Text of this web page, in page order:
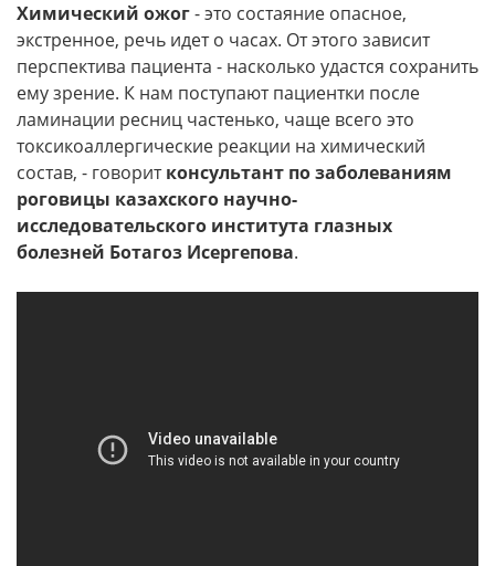
Химический ожог- это состаяние опасное,
экстренное, речь идет о часах. От этого зависит
перспектива пациента - насколько удастся сохранить
ему зрение. К нам поступают пациентки после
ламинации ресниц частенько, чаще всего это
токсикоаллергические реакции на химический
состав, - говоритконсультант по заболеваниям
роговицы казахского научно-
исследовательского института глазных
болезней Ботагоз Исергепова.